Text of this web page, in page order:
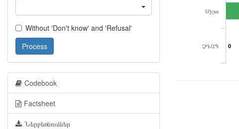
0
Միշտ
ՉԳ/ՀՊ
Without 'Don't know' and 'Refusal'
Process
Codebook
Factsheet
Ներբեռնումներ